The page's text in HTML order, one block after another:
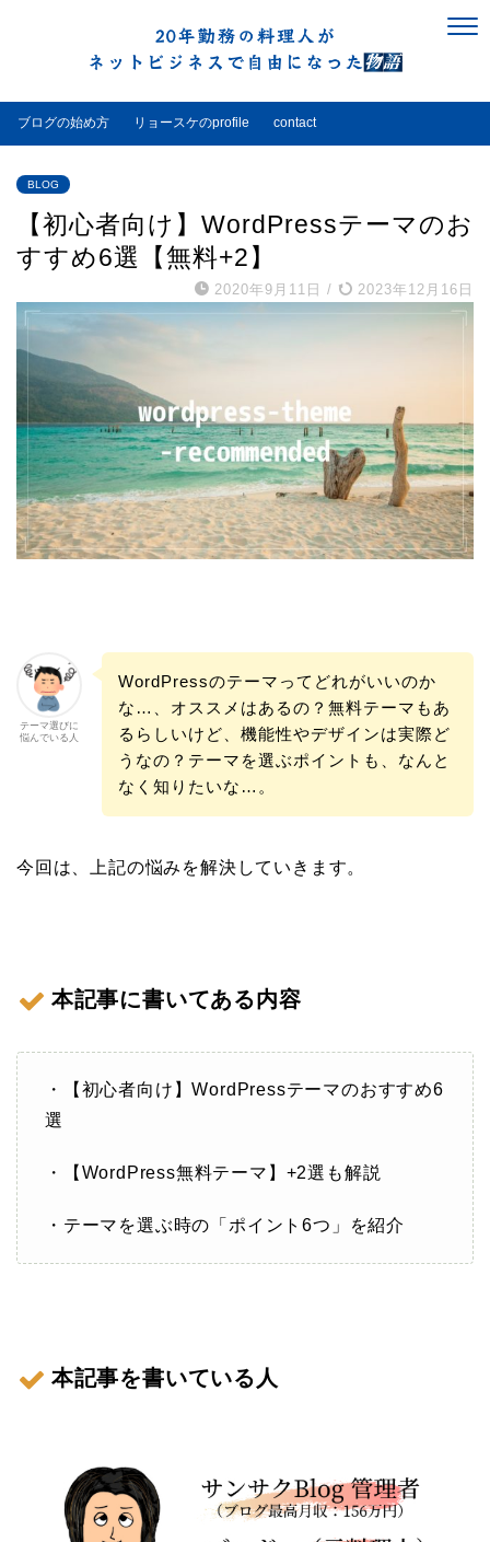
ブログの始め方 リョースケのprofile contact
BLOG
【初心者向け】WordPressテーマのお
すすめ6選【無料+2】
2020年9月11日 / 2023年12月16日
テーマ選びに
悩んでいる人
WordPressのテーマってどれがいいのか
な…、オススメはあるの？無料テーマもあ
るらしいけど、機能性やデザインは実際ど
うなの？テーマを選ぶポイントも、なんと
なく知りたいな…。
今回は、上記の悩みを解決していきます。
本記事に書いてある内容
・【初心者向け】WordPressテーマのおすすめ6
選
・【WordPress無料テーマ】+2選も解説
・テーマを選ぶ時の「ポイント6つ」を紹介
本記事を書いている人